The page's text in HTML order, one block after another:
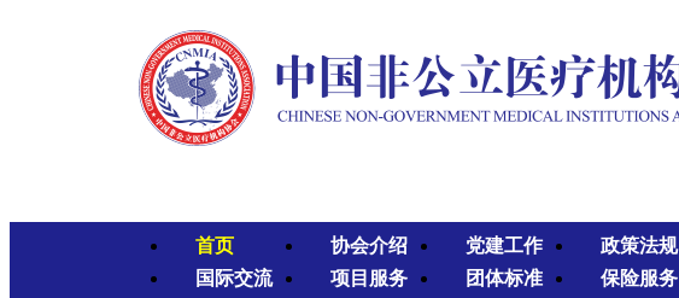
首页 协会介绍 党建工作 政策法规
国际交流
项目服务 团体标准 保险服务